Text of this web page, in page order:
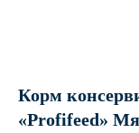
Корм
«Profifeed»